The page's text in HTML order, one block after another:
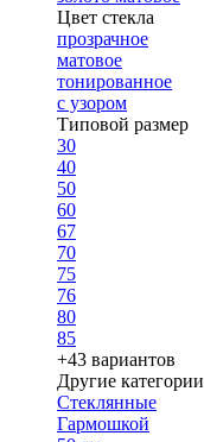
Цвет стекла
прозрачное
матовое
тонированное
с узором
Типовой размер
30
40
50
60
67
70
75
76
80
85
+43 вариантов
Другие категории
Стеклянные
Гармошкой